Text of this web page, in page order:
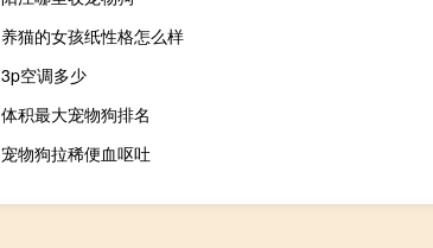
养猫的女孩纸性格怎么样
3p空调多少
体积最大宠物狗排名
宠物狗拉稀便血呕吐